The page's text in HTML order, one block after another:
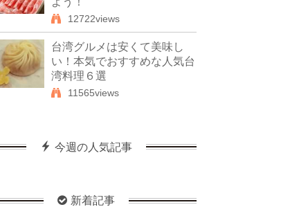
12722views
台湾グルメは安くて美味し
い！本気でおすすめな人気台
湾料理６選
11565views
今週の人気記事
新着記事